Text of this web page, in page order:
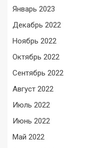
Январь 2023
Декабрь 2022
Ноябрь 2022
Октябрь 2022
Сентябрь 2022
Август 2022
Июль 2022
Июнь 2022
Май 2022